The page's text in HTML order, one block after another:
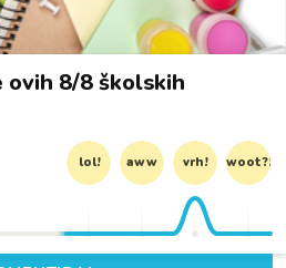
ovih 8/8 školskih
lol! aww vrh! woot?!